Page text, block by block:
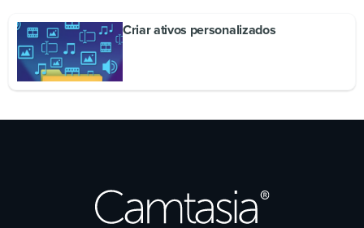
Criar ativos personalizados